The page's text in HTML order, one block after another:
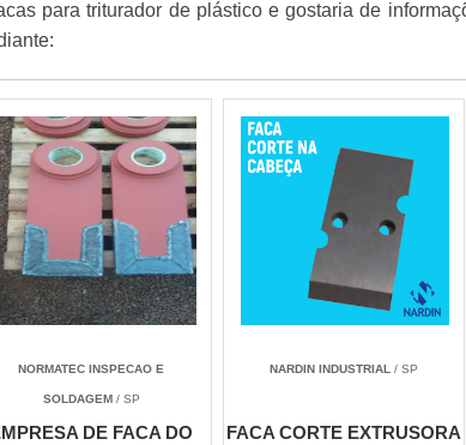
para triturador de plástico e gostaria de
NORMATEC INSPECAO E
SOLDAGEM / SP
DE FACA DO
NARDIN INDUSTRIAL / SP
FACA CORTE EXTRUSORA